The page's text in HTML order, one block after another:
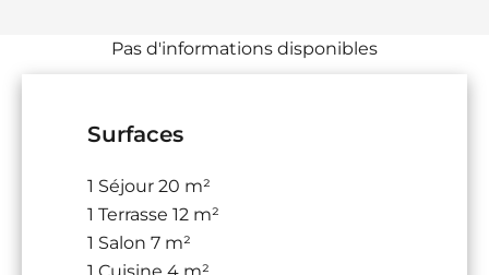
Pas d'informations disponibles
Surfaces
1 Séjour 20 m²
1 Terrasse 12 m²
1 Salon 7 m²